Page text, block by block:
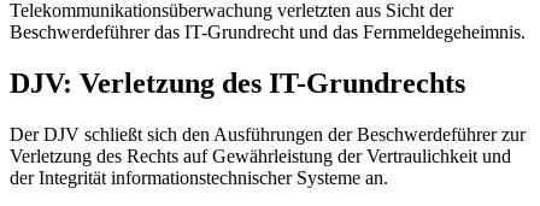
Telekommunikationsüberwachung verletzten aus Sicht der
Beschwerdeführer das IT-Grundrecht und das Fernmeldegeheimnis.
DJV: Verletzung des IT-Grundrechts
Der DJV schließt sich den Ausführungen der Beschwerdeführer zur
Verletzung des Rechts auf Gewährleistung der Vertraulichkeit und
der Integrität informationstechnischer Systeme an.